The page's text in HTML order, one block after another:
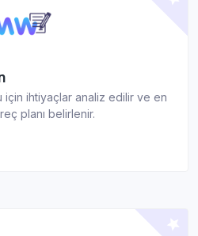
için ihtiyaçlar analiz edilir ve en
planı belirlenir.